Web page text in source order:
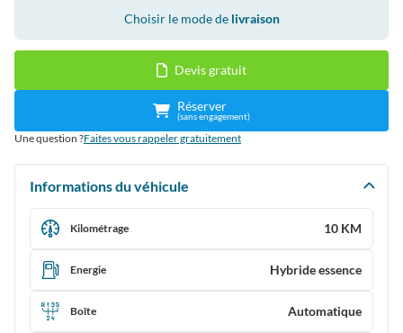
Choisir le mode de livraison
Devis gratuit
Réserver
(sans engagement)
Une question ?Faites vous rappeler gratuitement
Informations du véhicule
Kilométrage 10 KM
Energie Hybride essence
Boîte Automatique